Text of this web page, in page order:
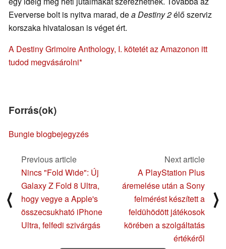
Eververse bolt is nyitva marad, dea Destiny 2élő szerviz
korszaka hivatalosan is véget ért.
A Destiny Grimoire Anthology, I. kötetét az Amazonon itt
tudod megvásárolni
Forrás(ok)
Bungie blogbejegyzés
⟨
Previous article
Nincs "Fold Wide": Új
Galaxy Z Fold 8 Ultra,
hogy vegye a Apple's
összecsukható iPhone
Ultra, felfedi szivárgás
Next article
A PlayStation Plus
áremelése után a Sony
felmérést készített a
feldühödött játékosok
körében a szolgáltatás
értékéről
⟩